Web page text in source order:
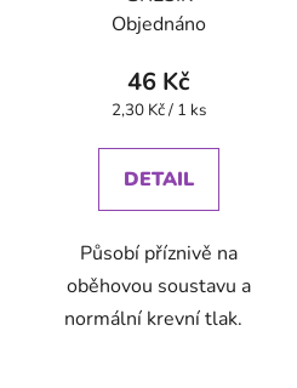
Objednáno
46 Kč
Měrná
2,30 Kč / 1 ks
DETAIL
Působí příznivě na
oběhovou soustavu a
normální krevní tlak.